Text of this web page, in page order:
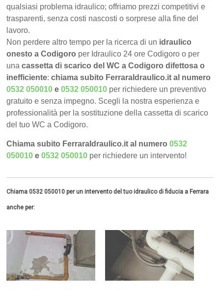
qualsiasi problema idraulico; offriamo prezzi competitivi e
trasparenti, senza costi nascosti o sorprese alla fine del
lavoro.
Non perdere altro tempo per la ricerca di un idraulico
onesto a Codigoro per Idraulico 24 ore Codigoro o per
unacassetta di scarico del WC a Codigoro difettosa o
inefficiente:chiama subito FerraraIdraulico.it al numero
0532 050010 e0532 050010 per richiedere un preventivo
gratuito e senza impegno. Scegli la nostra esperienza e
professionalità per la sostituzione della cassetta di scarico
del tuo WC a Codigoro.
Chiama subito FerraraIdraulico.it al numero0532
050010 e0532 050010 per richiedere un intervento!
Chiama 0532 050010 per un intervento del tuo idraulico di fiducia a Ferrara
anche per: